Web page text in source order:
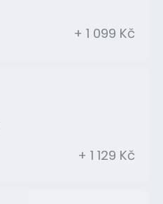
+ 1 099 Kč
+ 1 129 Kč